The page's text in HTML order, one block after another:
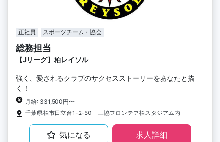
正社員 スポーツチーム・協会
総務担当
【Jリーグ】柏レイソル
強く、愛されるクラブのサクセスストーリーをあなたと描
く！
月給: 331,500円〜
千葉県柏市日立台1-2-50 三協フロンテア柏スタジアム内
気になる 求人詳細